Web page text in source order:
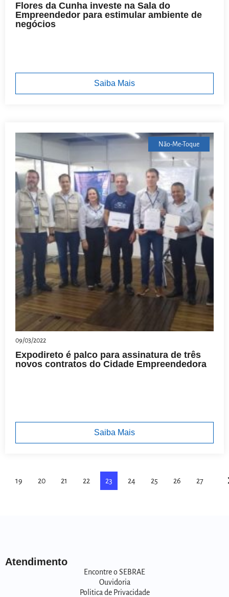
Flores da Cunha investe na Sala do
Empreendedor para estimular ambiente de
negócios
Saiba Mais
Não-Me-Toque
09/03/2022
Expodireto é palco para assinatura de três
novos contratos do Cidade Empreendedora
Saiba Mais
19 20 21 22 23 24 25 26 27
Atendimento
Encontre o SEBRAE
Ouvidoria
Politica de Privacidade